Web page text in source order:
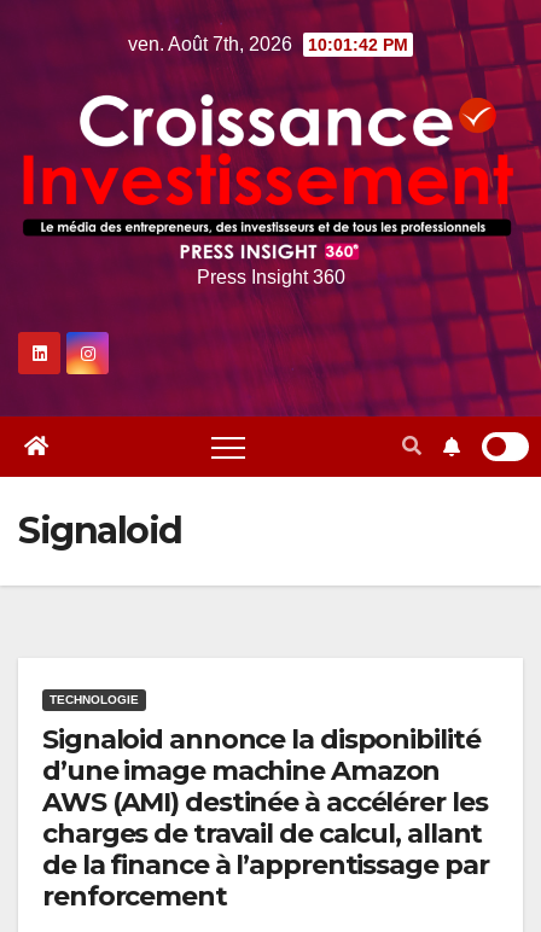
ven. Août 7th, 2026 10:01:43 PM
Press Insight 360
Signaloid
TECHNOLOGIE
Signaloid annonce la disponibilité
d’une image machine Amazon
AWS (AMI) destinée à accélérer les
charges de travail de calcul, allant
de la finance à l’apprentissage par
renforcement